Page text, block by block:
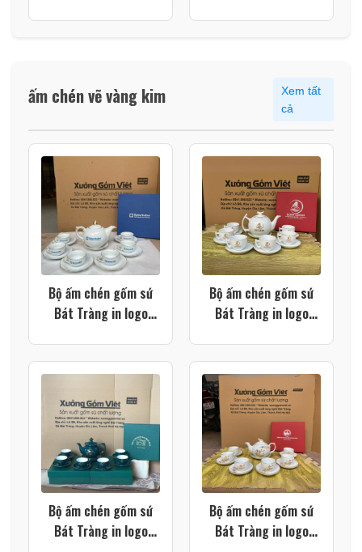
ấm chén vẽ vàng kim
Xem tất
cả
Bộ ấm chén gốm sứ
Bát Tràng in logo
AC119
Bộ ấm chén gốm sứ
Bát Tràng in logo
Bộ ấm chén gốm sứ
Bát Tràng in logo
Bộ ấm chén gốm sứ
Bát Tràng in logo